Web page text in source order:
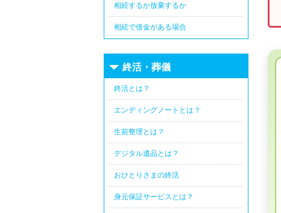
相続するか放棄するか
相続で借金がある場合
終活・葬儀
終活とは？
エンディングノートとは？
生前整理とは？
デジタル遺品とは？
おひとりさまの終活
身元保証サービスとは？